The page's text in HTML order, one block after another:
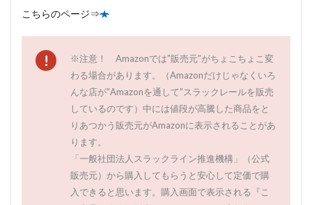
こちらのページ⇒★
※注意！ Amazonでは”販売元”がちょこちょこ変
わる場合があります。（Amazonだけじゃなくいろ
んな店が”Amazonを通して”スラックレールを販売
しているのです）中には値段が高騰した商品をと
りあつかう販売元がAmazonに表示されることがあ
ります。
「一般社団法人スラックライン推進機構」（公式
販売元）から購入してもらうと安心して定価で購
入できると思います。購入画面で表示される『こ